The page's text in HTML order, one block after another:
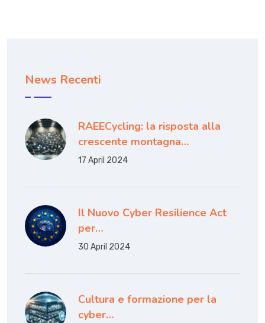
News Recenti
RAEECycling: la risposta alla
crescente montagna…
17 April 2024
Il Nuovo Cyber Resilience Act
per…
30 April 2024
Cultura e formazione per la
cyber…